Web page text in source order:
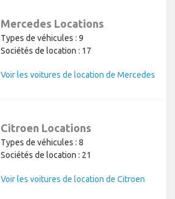
Mercedes Locations
Types de véhicules : 9
Sociétés de location : 17
Voir les voitures de location de Mercedes
Citroen Locations
Types de véhicules : 8
Sociétés de location : 21
Voir les voitures de location de Citroen